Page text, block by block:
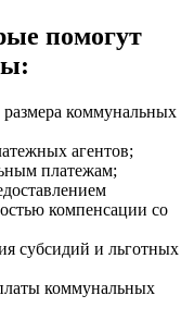
помогут
коммунальных
агентов;
платежам;
компенсации со
субсидий и льготных
коммунальных